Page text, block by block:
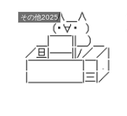
その他2025